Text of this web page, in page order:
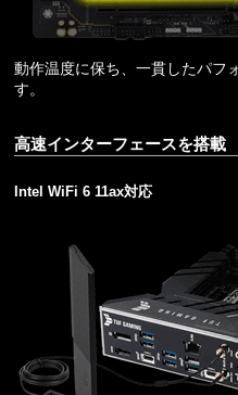
動作温度に保ち、一貫したパフ
す。
高速インターフェースを搭載
Intel WiFi 6 11ax対応